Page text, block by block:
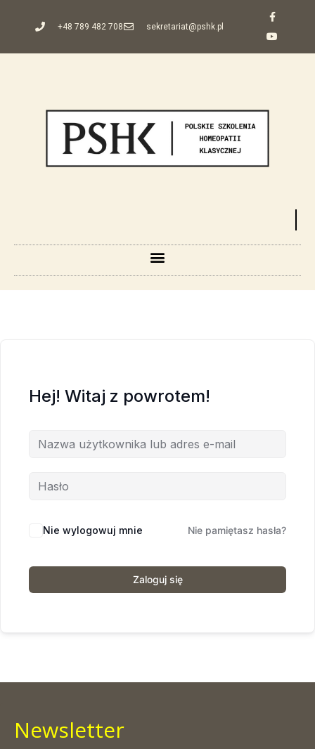
+48 789 482 708 sekretariat@pshk.pl
Hej! Witaj z powrotem!
Nie wylogowuj mnie Nie pamiętasz hasła?
Zaloguj się
Newsletter